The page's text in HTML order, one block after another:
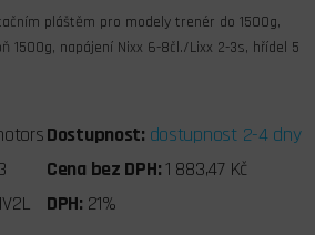
pláštěm pro modely trenér do 1500g,
1500g, napájení Nixx 6-8čl./Lixx 2-3s, hřídel 5
Dostupnost: dostupnost 2-4 dny
Cena bez DPH:1 883,47 Kč
DPH: 21%